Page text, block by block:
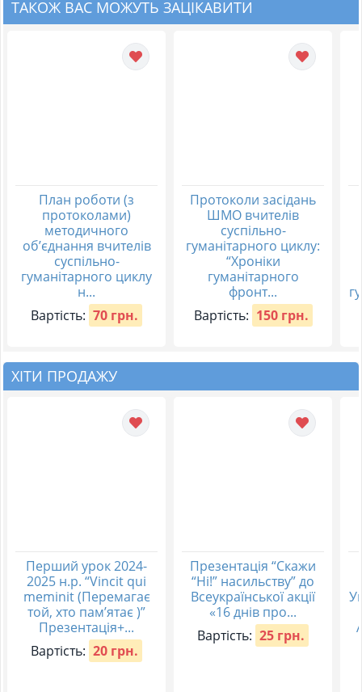
ТАКОЖ ВАС МОЖУТЬ ЗАЦІКАВИТИ
План роботи (з
протоколами)
методичного
об’єднання вчителів
суспільно-
гуманітарного циклу
н...
Вартість: 70 грн.
Протоколи засідань
ШМО вчителів
суспільно-
гуманітарного циклу:
“Хроніки
гуманітарного
фронт...
Вартість: 150 грн.
ХІТИ ПРОДАЖУ
Перший урок 2024-
2025 н.р. “Vincit qui
meminit (Перемагає
той, хто пам’ятає )”
Презентація+...
Вартість: 20 грн.
Презентація “Скажи
“Ні!” насильству” до
Всеукраїнської акції
«16 днів про...
Вартість: 25 грн.